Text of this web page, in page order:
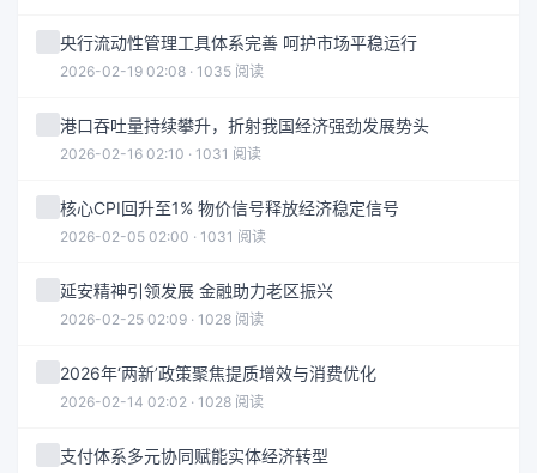
央行流动性管理工具体系完善 呵护市场平稳运行
2026-02-19 02:08 · 1035 阅读
港口吞吐量持续攀升，折射我国经济强劲发展势头
2026-02-16 02:10 · 1031 阅读
核心CPI回升至1% 物价信号释放经济稳定信号
2026-02-05 02:00 · 1031 阅读
延安精神引领发展 金融助力老区振兴
2026-02-25 02:09 · 1028 阅读
2026年‘两新’政策聚焦提质增效与消费优化
2026-02-14 02:02 · 1028 阅读
支付体系多元协同赋能实体经济转型